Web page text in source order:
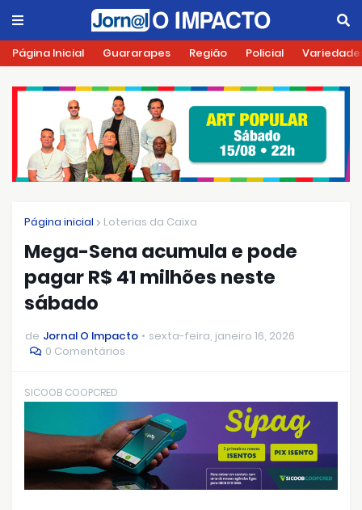
Página Inicial Guararapes Região Policial
Página inicial Loterias da Caixa
Mega-Sena acumula e pode
pagar R$ 41 milhões neste
sábado
de Jornal O Impacto
sexta-feira, janeiro 16, 2026
0 Comentários
SICOOB COOPCRED